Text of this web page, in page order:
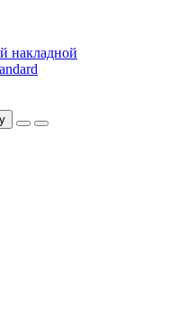
накладной